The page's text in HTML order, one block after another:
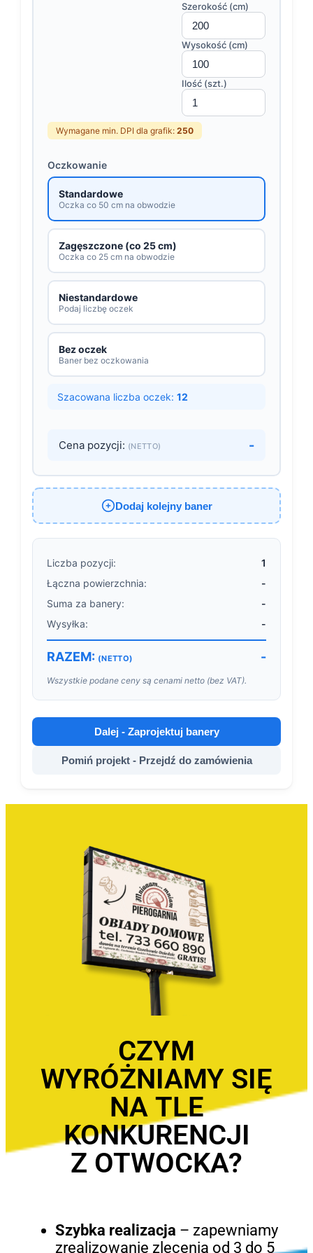
Szerokość (cm)
Wysokość (cm)
Ilość (szt.)
Wymagane min. DPI dla grafik: 250
Oczkowanie
Standardowe
Oczka co 50 cm na obwodzie
Zagęszczone (co 25 cm)
Oczka co 25 cm na obwodzie
Niestandardowe
Podaj liczbę oczek
Bez oczek
Baner bez oczkowania
Szacowana liczba oczek: 12
Cena pozycji: (NETTO) -
Dodaj kolejny baner
Liczba pozycji:
1
Łączna powierzchnia:
-
Suma za banery:
-
Wysyłka:
-
RAZEM: (NETTO) -
Wszystkie podane ceny są cenami netto (bez VAT).
Dalej - Zaprojektuj banery
Pomiń projekt - Przejdź do zamówienia
CZYM
WYRÓŻNIAMY SIĘ
NA TLE
KONKURENCJI
Z OTWOCKA?
Szybka realizacja – zapewniamy
zrealizowanie zlecenia od 3 do 5